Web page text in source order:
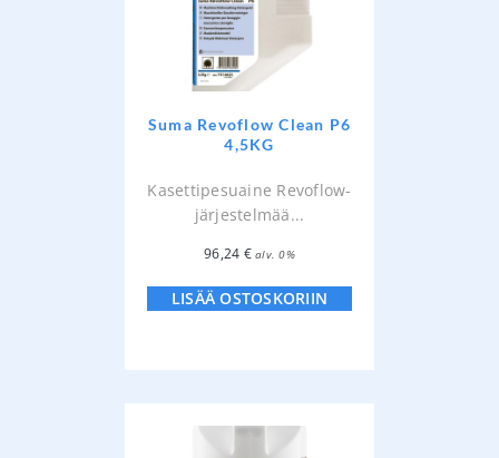
Suma Revoflow Clean P6
4,5KG
Kasettipesuaine Revoflow-
järjestelmää...
96,24 € alv. 0%
LISÄÄ OSTOSKORIIN